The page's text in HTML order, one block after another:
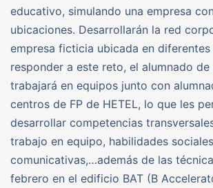
educativo, simulando una empresa
ubicaciones. Desarrollarán la red
empresa ficticia ubicada en diferentes
responder a este reto, el alumnado
trabajará en equipos junto con
centros de FP de HETEL, lo que les
desarrollar competencias
trabajo en equipo, habilidades
comunicativas,…además de las
febrero en el edificio BAT (B